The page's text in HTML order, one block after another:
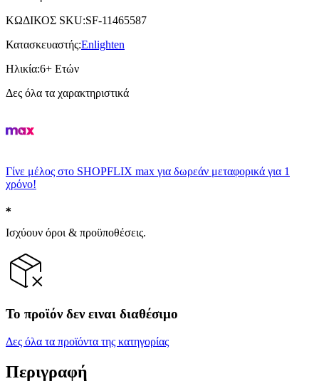
ΚΩΔΙΚΟΣ SKU:SF-11465587
Κατασκευαστής:Enlighten
Ηλικία:6+ Ετών
Δες όλα τα χαρακτηριστικά
Γίνε μέλος στο SHOPFLIX max για δωρεάν μεταφορικά για 1
χρόνο!
Ισχύουν όροι & προϋποθέσεις.
Το προϊόν δεν ειναι διαθέσιμο
Δες όλα τα προϊόντα της κατηγορίας
Περιγραφή